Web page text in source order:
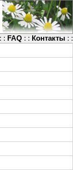
: : FAQ : : Контакты : :